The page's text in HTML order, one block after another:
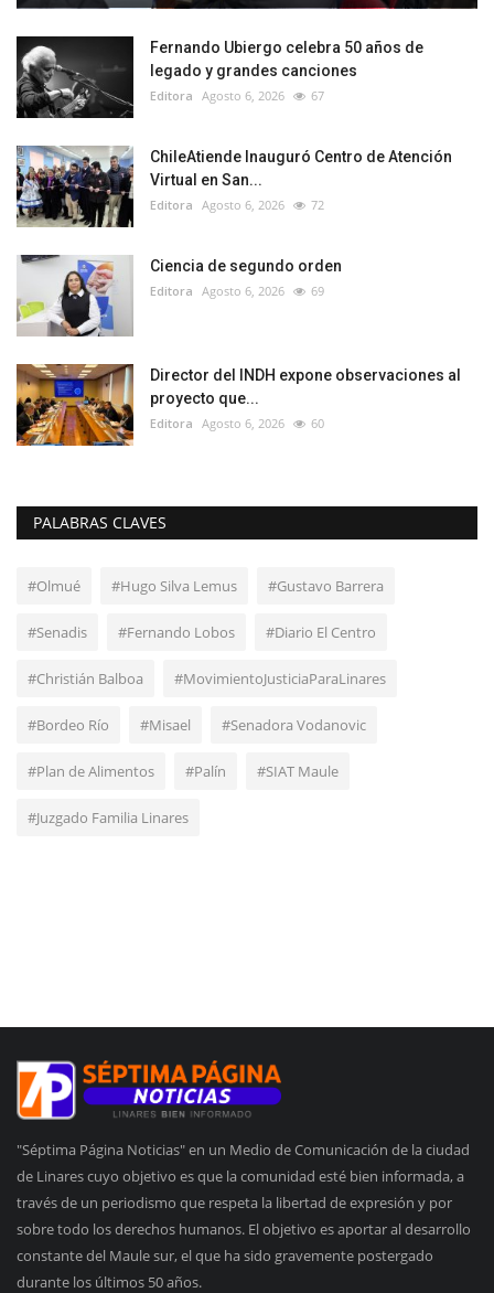
Fernando Ubiergo celebra 50 años de
legado y grandes canciones
Editora Agosto 6, 2026 67
ChileAtiende Inauguró Centro de Atención
Virtual en San...
Editora Agosto 6, 2026 72
Ciencia de segundo orden
Editora Agosto 6, 2026 69
Director del INDH expone observaciones al
proyecto que...
Editora Agosto 6, 2026 60
PALABRAS CLAVES
#Olmué #Hugo Silva Lemus #Gustavo Barrera
#Senadis #Fernando Lobos #Diario El Centro
#Christián Balboa #MovimientoJusticiaParaLinares
#Bordeo Río #Misael #Senadora Vodanovic
#Plan de Alimentos #Palín #SIAT Maule
#Juzgado Familia Linares
"Séptima Página Noticias" en un Medio de Comunicación de la ciudad
de Linares cuyo objetivo es que la comunidad esté bien informada, a
través de un periodismo que respeta la libertad de expresión y por
sobre todo los derechos humanos. El objetivo es aportar al desarrollo
constante del Maule sur, el que ha sido gravemente postergado
durante los últimos 50 años.